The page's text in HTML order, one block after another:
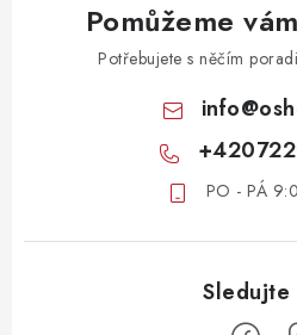
Pomůžeme
Potřebujete s něčím
info@
PO - PÁ